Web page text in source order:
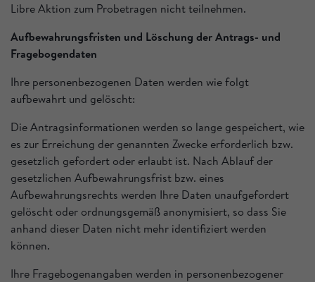
Libre Aktion zum Probetragen nicht teilnehmen.
Aufbewahrungsfristen und Löschung der Antrags- und
Fragebogendaten
Ihre personenbezogenen Daten werden wie folgt
aufbewahrt und gelöscht:
Die Antragsinformationen werden so lange gespeichert, wie
es zur Erreichung der genannten Zwecke erforderlich bzw.
gesetzlich gefordert oder erlaubt ist. Nach Ablauf der
gesetzlichen Aufbewahrungsfrist bzw. eines
Aufbewahrungsrechts werden Ihre Daten unaufgefordert
gelöscht oder ordnungsgemäß anonymisiert, so dass Sie
anhand dieser Daten nicht mehr identifiziert werden
können.
Ihre Fragebogenangaben werden in personenbezogener